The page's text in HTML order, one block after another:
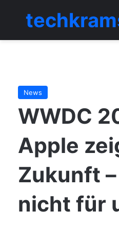
Menü
News
WWDC
Apple
Zukunft
nicht für